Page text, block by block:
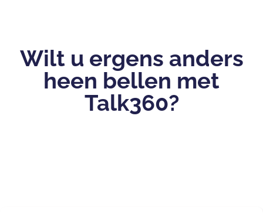
Wilt u ergens anders
heen bellen met
Talk360?